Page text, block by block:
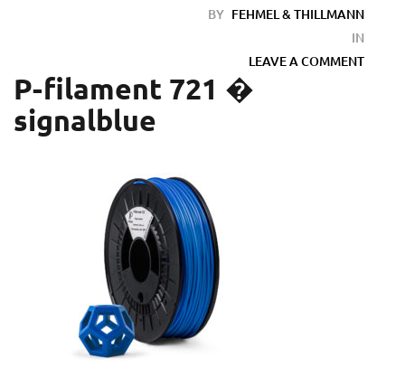
BY FEHMEL & THILLMANN
IN
LEAVE A COMMENT
P-filament 721 �
signalblue